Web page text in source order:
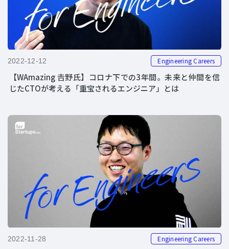
2022-12-12 Engineering Careers
【WAmazing 𠮷野氏】コロナ下での3年間。未来と仲間を信
じたCTOが考える「重宝されるエンジニア」とは
2022-11-28 Engineering Careers